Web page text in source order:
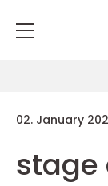
02. January
stage